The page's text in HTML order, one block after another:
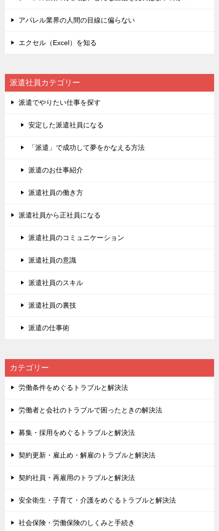
アパレル業界の人間の目線に偏らない
エクセル（Excel）を知る
派遣社員カテゴリー
派遣でやりたい仕事を探す
安定した派遣社員になる
「派遣」で成功して夢をかなえる方法
派遣のお仕事紹介
派遣社員の働き方
派遣社員から正社員になる
派遣社員のコミュニケーション
派遣社員の意識
派遣社員のスキル
派遣社員の裏技
派遣の仕事術
カテゴリー
労働条件をめぐるトラブルと解決法
労働者と会社のトラブルで困ったときの解決法
募集・採用をめぐるトラブルと解決法
契約更新・雇止め・解雇のトラブルと解決法
契約社員・再雇用のトラブルと解決法
安全衛生・子育て・介護をめぐるトラブルと解決法
社会保険・労働保険のしくみと手続き